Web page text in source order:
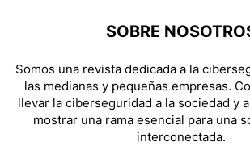
SOBRE
Somos una revista dedicada a la
las medianas y pequeñas empresas.
llevar la ciberseguridad a la sociedad y
mostrar una rama esencial para una
interconectada.